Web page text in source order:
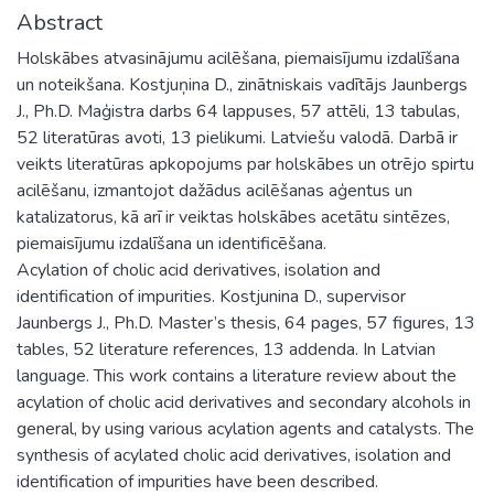
Abstract
Holskābes atvasinājumu acilēšana, piemaisījumu izdalīšana
un noteikšana. Kostjuņina D., zinātniskais vadītājs Jaunbergs
J., Ph.D. Maģistra darbs 64 lappuses, 57 attēli, 13 tabulas,
52 literatūras avoti, 13 pielikumi. Latviešu valodā. Darbā ir
veikts literatūras apkopojums par holskābes un otrējo spirtu
acilēšanu, izmantojot dažādus acilēšanas aģentus un
katalizatorus, kā arī ir veiktas holskābes acetātu sintēzes,
piemaisījumu izdalīšana un identificēšana.
Acylation of cholic acid derivatives, isolation and
identification of impurities. Kostjunina D., supervisor
Jaunbergs J., Ph.D. Master’s thesis, 64 pages, 57 figures, 13
tables, 52 literature references, 13 addenda. In Latvian
language. This work contains a literature review about the
acylation of cholic acid derivatives and secondary alcohols in
general, by using various acylation agents and catalysts. The
synthesis of acylated cholic acid derivatives, isolation and
identification of impurities have been described.